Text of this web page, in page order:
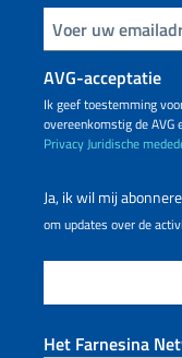
Voer uw e-mailadres in
AVG-acceptatie
Ik geef toestemming
overeenkomstig de
PrivacyJuridische
Ja, ik wil mij
om updates over de
Het Farnesina